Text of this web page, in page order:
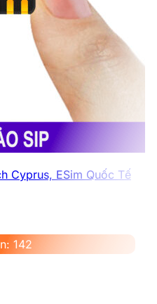
Cyprus, ESim Quốc Tế
142